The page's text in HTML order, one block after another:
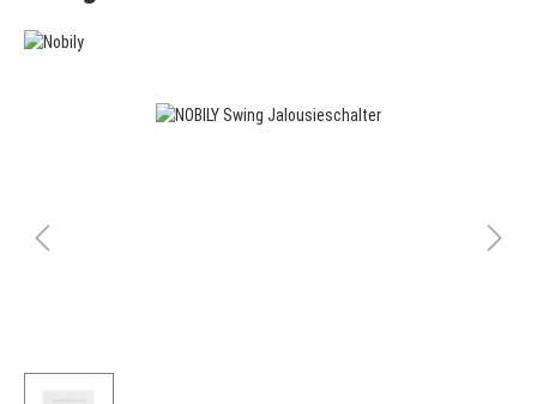
Bildergalerie überspringen